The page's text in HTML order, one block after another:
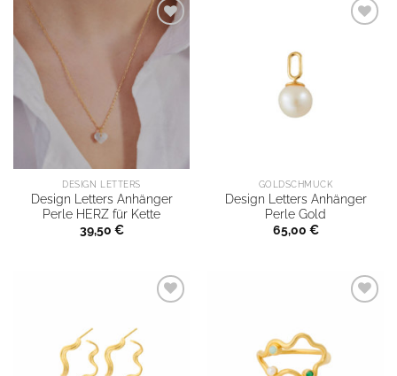
DESIGN LETTERS
Design Letters Anhänger
Perle HERZ für Kette
39,50 €
GOLDSCHMUCK
Design Letters Anhänger
Perle Gold
65,00 €